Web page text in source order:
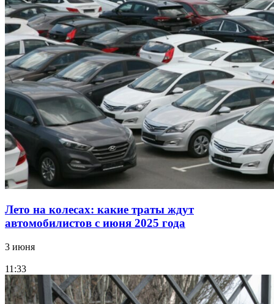
Лето на колесах: какие траты ждут
автомобилистов с июня 2025 года
3 июня
11:33